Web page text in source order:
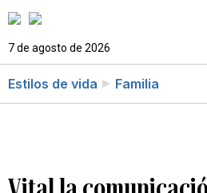
7 de agosto de 2026
Estilos de vida Familia